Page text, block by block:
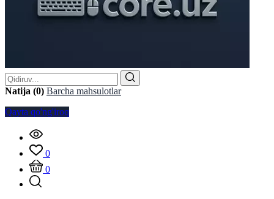
Natija (0) Barcha mahsulotlar
Qayta qo'ng'iroq
0
0